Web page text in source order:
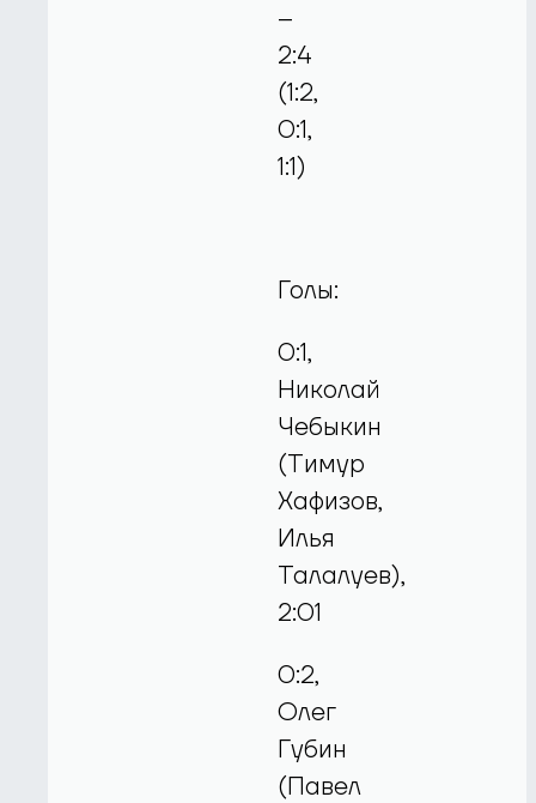
–
2:4
(1:2,
0:1,
1:1)
Голы:
0:1,
Николай
Чебыкин
(Тимур
Хафизов,
Илья
Талалуев),
2:01
0:2,
Олег
Губин
(Павел